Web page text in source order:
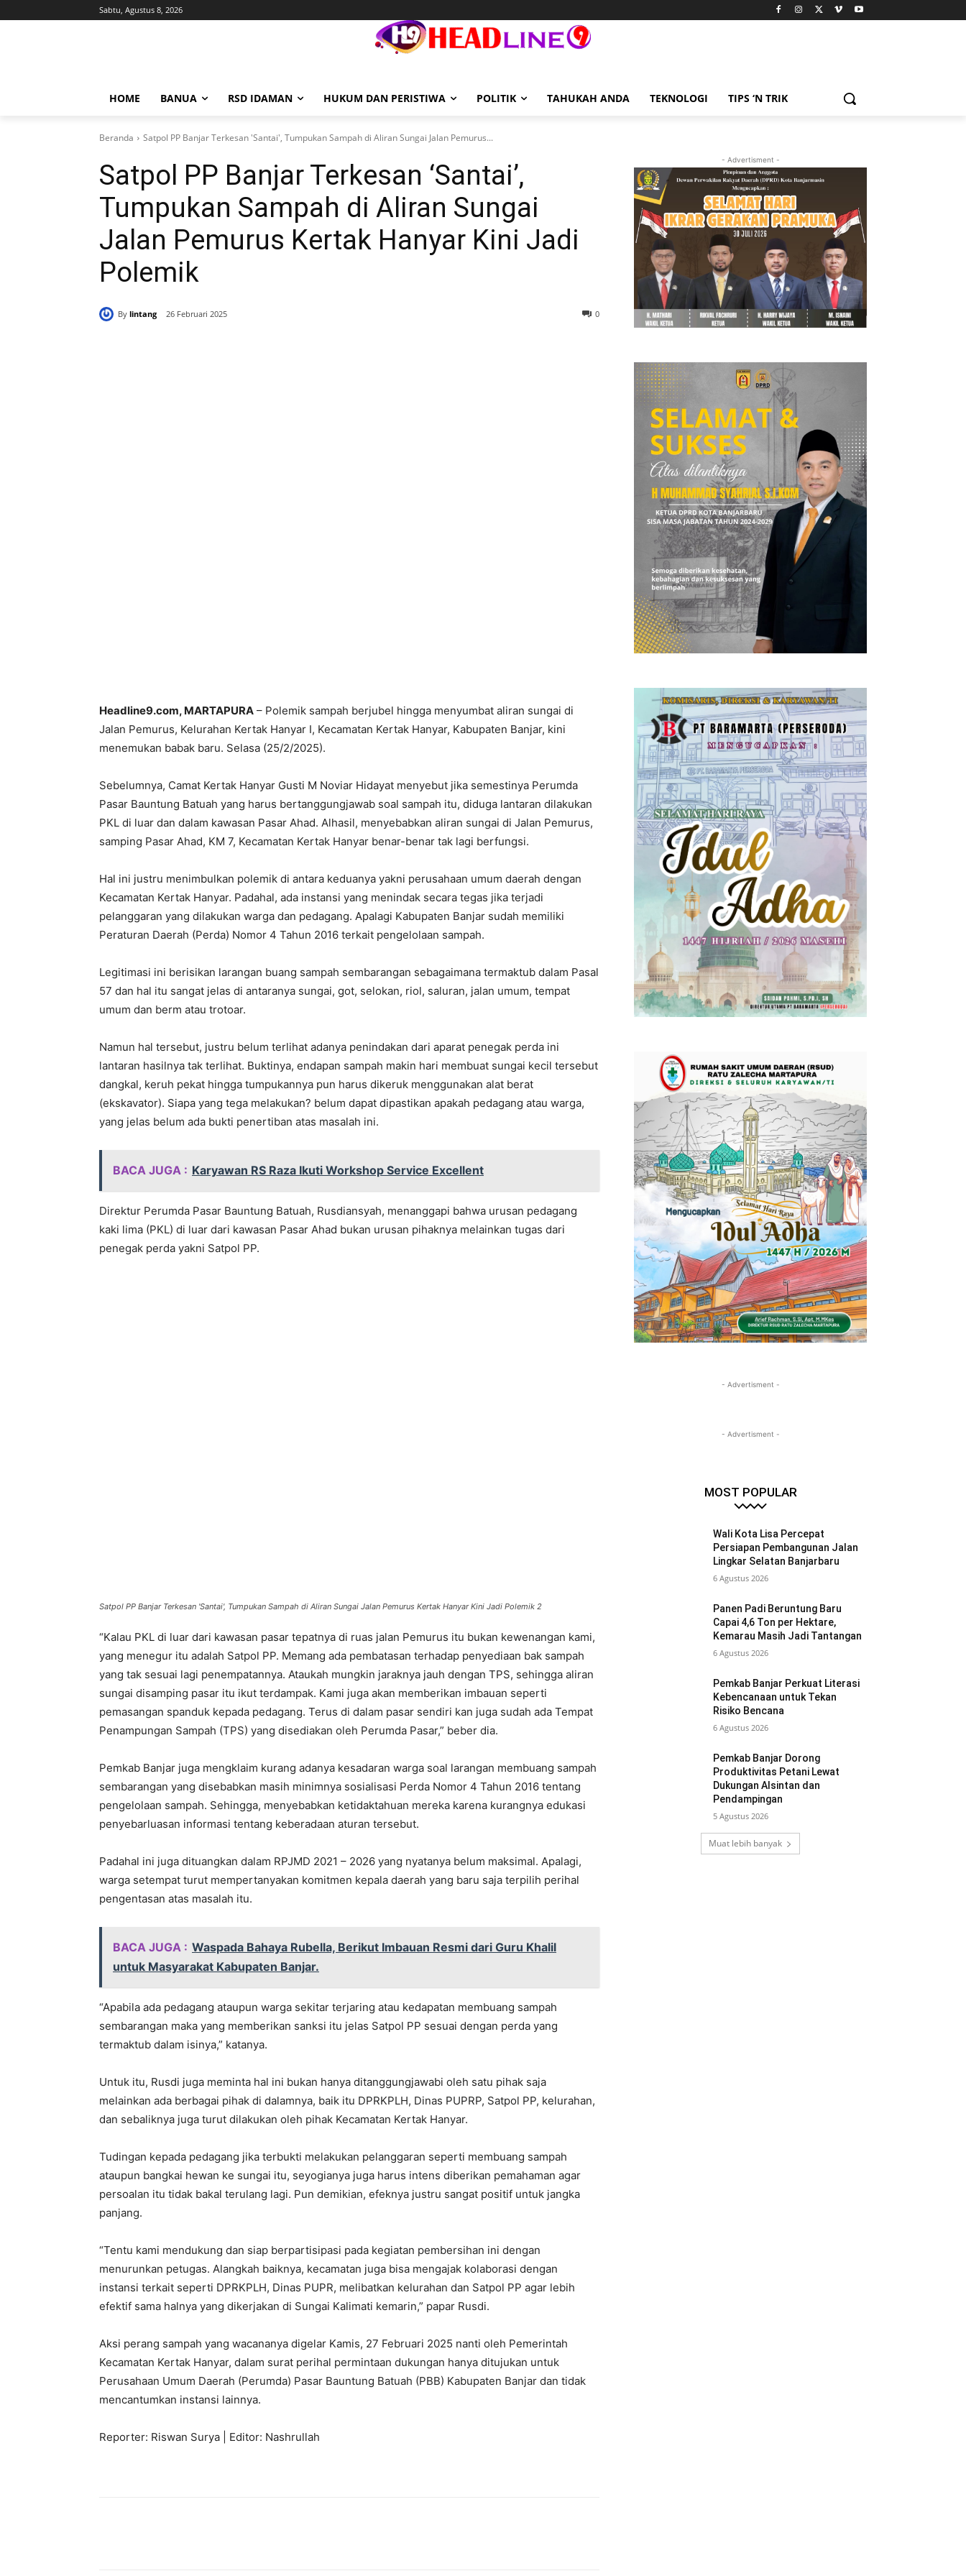
Sabtu, Agustus 8, 2026
HOME BANUA RSD IDAMAN HUKUM DAN PERISTIWA POLITIK TAHUKAH ANDA TEKNOLOGI TIPS ‘N TRIK
Beranda Satpol PP Banjar Terkesan 'Santai', Tumpukan Sampah di Aliran Sungai Jalan Pemurus...
Satpol PP Banjar Terkesan ‘Santai’,
Tumpukan Sampah di Aliran Sungai
Jalan Pemurus Kertak Hanyar Kini Jadi
Polemik
By lintang 26 Februari 2025 0
Headline9.com, MARTAPURA – Polemik sampah berjubel hingga menyumbat aliran sungai di
Jalan Pemurus, Kelurahan Kertak Hanyar I, Kecamatan Kertak Hanyar, Kabupaten Banjar, kini
menemukan babak baru. Selasa (25/2/2025).
Sebelumnya, Camat Kertak Hanyar Gusti M Noviar Hidayat menyebut jika semestinya Perumda
Pasar Bauntung Batuah yang harus bertanggungjawab soal sampah itu, diduga lantaran dilakukan
PKL di luar dan dalam kawasan Pasar Ahad. Alhasil, menyebabkan aliran sungai di Jalan Pemurus,
samping Pasar Ahad, KM 7, Kecamatan Kertak Hanyar benar-benar tak lagi berfungsi.
Hal ini justru menimbulkan polemik di antara keduanya yakni perusahaan umum daerah dengan
Kecamatan Kertak Hanyar. Padahal, ada instansi yang menindak secara tegas jika terjadi
pelanggaran yang dilakukan warga dan pedagang. Apalagi Kabupaten Banjar sudah memiliki
Peraturan Daerah (Perda) Nomor 4 Tahun 2016 terkait pengelolaan sampah.
Legitimasi ini berisikan larangan buang sampah sembarangan sebagaimana termaktub dalam Pasal
57 dan hal itu sangat jelas di antaranya sungai, got, selokan, riol, saluran, jalan umum, tempat
umum dan berm atau trotoar.
Namun hal tersebut, justru belum terlihat adanya penindakan dari aparat penegak perda ini
lantaran hasilnya tak terlihat. Buktinya, endapan sampah makin hari membuat sungai kecil tersebut
dangkal, keruh pekat hingga tumpukannya pun harus dikeruk menggunakan alat berat
(ekskavator). Siapa yang tega melakukan? belum dapat dipastikan apakah pedagang atau warga,
yang jelas belum ada bukti penertiban atas masalah ini.
BACA JUGA : Karyawan RS Raza Ikuti Workshop Service Excellent
Direktur Perumda Pasar Bauntung Batuah, Rusdiansyah, menanggapi bahwa urusan pedagang
kaki lima (PKL) di luar dari kawasan Pasar Ahad bukan urusan pihaknya melainkan tugas dari
penegak perda yakni Satpol PP.
Satpol PP Banjar Terkesan 'Santai', Tumpukan Sampah di Aliran Sungai Jalan Pemurus Kertak Hanyar Kini Jadi Polemik 2
“Kalau PKL di luar dari kawasan pasar tepatnya di ruas jalan Pemurus itu bukan kewenangan kami,
yang menegur itu adalah Satpol PP. Memang ada pembatasan terhadap penyediaan bak sampah
yang tak sesuai lagi penempatannya. Ataukah mungkin jaraknya jauh dengan TPS, sehingga aliran
sungai disamping pasar itu ikut terdampak. Kami juga akan memberikan imbauan seperti
pemasangan spanduk kepada pedagang. Terus di dalam pasar sendiri kan juga sudah ada Tempat
Penampungan Sampah (TPS) yang disediakan oleh Perumda Pasar,” beber dia.
Pemkab Banjar juga mengklaim kurang adanya kesadaran warga soal larangan membuang sampah
sembarangan yang disebabkan masih minimnya sosialisasi Perda Nomor 4 Tahun 2016 tentang
pengelolaan sampah. Sehingga, menyebabkan ketidaktahuan mereka karena kurangnya edukasi
penyebarluasan informasi tentang keberadaan aturan tersebut.
Padahal ini juga dituangkan dalam RPJMD 2021 – 2026 yang nyatanya belum maksimal. Apalagi,
warga setempat turut mempertanyakan komitmen kepala daerah yang baru saja terpilih perihal
pengentasan atas masalah itu.
BACA JUGA : Waspada Bahaya Rubella, Berikut Imbauan Resmi dari Guru Khalil
untuk Masyarakat Kabupaten Banjar.
“Apabila ada pedagang ataupun warga sekitar terjaring atau kedapatan membuang sampah
sembarangan maka yang memberikan sanksi itu jelas Satpol PP sesuai dengan perda yang
termaktub dalam isinya,” katanya.
Untuk itu, Rusdi juga meminta hal ini bukan hanya ditanggungjawabi oleh satu pihak saja
melainkan ada berbagai pihak di dalamnya, baik itu DPRKPLH, Dinas PUPRP, Satpol PP, kelurahan,
dan sebaliknya juga turut dilakukan oleh pihak Kecamatan Kertak Hanyar.
Tudingan kepada pedagang jika terbukti melakukan pelanggaran seperti membuang sampah
ataupun bangkai hewan ke sungai itu, seyogianya juga harus intens diberikan pemahaman agar
persoalan itu tidak bakal terulang lagi. Pun demikian, efeknya justru sangat positif untuk jangka
panjang.
“Tentu kami mendukung dan siap berpartisipasi pada kegiatan pembersihan ini dengan
menurunkan petugas. Alangkah baiknya, kecamatan juga bisa mengajak kolaborasi dengan
instansi terkait seperti DPRKPLH, Dinas PUPR, melibatkan kelurahan dan Satpol PP agar lebih
efektif sama halnya yang dikerjakan di Sungai Kalimati kemarin,” papar Rusdi.
Aksi perang sampah yang wacananya digelar Kamis, 27 Februari 2025 nanti oleh Pemerintah
Kecamatan Kertak Hanyar, dalam surat perihal permintaan dukungan hanya ditujukan untuk
Perusahaan Umum Daerah (Perumda) Pasar Bauntung Batuah (PBB) Kabupaten Banjar dan tidak
mencantumkan instansi lainnya.
Reporter: Riswan Surya | Editor: Nashrullah
- Advertisment -
- Advertisment -
- Advertisment -
MOST POPULAR
Wali Kota Lisa Percepat
Persiapan Pembangunan Jalan
Lingkar Selatan Banjarbaru
6 Agustus 2026
Panen Padi Beruntung Baru
Capai 4,6 Ton per Hektare,
Kemarau Masih Jadi Tantangan
6 Agustus 2026
Pemkab Banjar Perkuat Literasi
Kebencanaan untuk Tekan
Risiko Bencana
6 Agustus 2026
Pemkab Banjar Dorong
Produktivitas Petani Lewat
Dukungan Alsintan dan
Pendampingan
5 Agustus 2026
Muat lebih banyak